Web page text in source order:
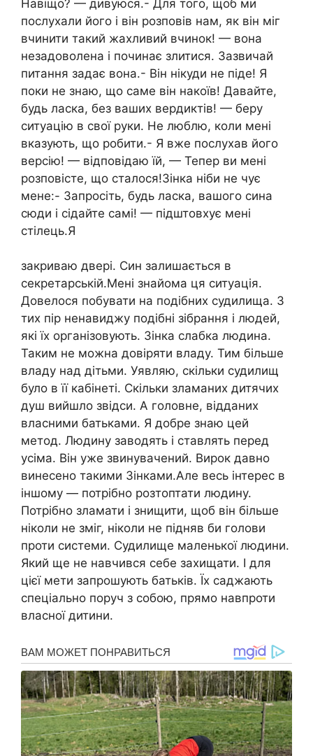
Навіщо? — дивуюся.- Для того, щоб ми
послухали його і він розповів нам, як він міг
вчинити такий жахливий вчинок! — вона
незадоволена і починає злитися. Зазвичай
питання задає вона.- Він нікуди не піде! Я
поки не знаю, що саме він накоїв! Давайте,
будь ласка, без ваших вердиктів! — беру
ситуацію в свої руки. Не люблю, коли мені
вказують, що робити.- Я вже послухав його
версію! — відповідаю їй, — Тепер ви мені
розповісте, що сталося!Зінка ніби не чує
мене:- Запросіть, будь ласка, вашого сина
сюди і сідайте самі! — підштовхує мені
стілець.Я
закриваю двері. Син залишається в
секретарській.Мені знайома ця ситуація.
Довелося побувати на подібних судилища. З
тих пір ненавиджу подібні зібрання і людей,
які їх організовують. Зінка слабка людина.
Таким не можна довіряти владу. Тим більше
владу над дітьми. Уявляю, скільки судилищ
було в її кабінеті. Скільки зламаних дитячих
душ вийшло звідси. А головне, відданих
власними батьками. Я добре знаю цей
метод. Людину заводять і ставлять перед
усіма. Він уже звинувачений. Вирок давно
винесено такими Зінками.Але весь інтерес в
іншому — потрібно розтоптати людину.
Потрібно зламати і знищити, щоб він більше
ніколи не зміг, ніколи не підняв би голови
проти системи. Судилище маленької людини.
Який ще не навчився себе захищати. І для
цієї мети запрошують батьків. Їх саджають
спеціально поруч з собою, прямо навпроти
власної дитини.